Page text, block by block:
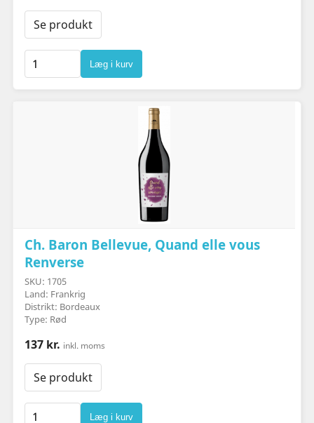
Se produkt
Læg i kurv
Ch. Baron Bellevue, Quand elle vous
Renverse
SKU: 1705
Land: Frankrig
Distrikt: Bordeaux
Type: Rød
137 kr. inkl. moms
Se produkt
Læg i kurv